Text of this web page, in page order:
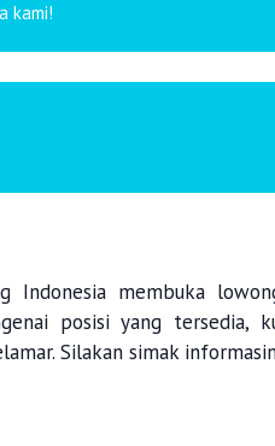
kami!
Indonesia membuka
posisi yang tersedia,
Silakan simak